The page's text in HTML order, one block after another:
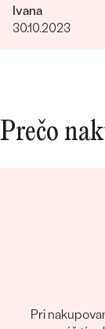
Ivana
30.10.2023
Prečo
Pri